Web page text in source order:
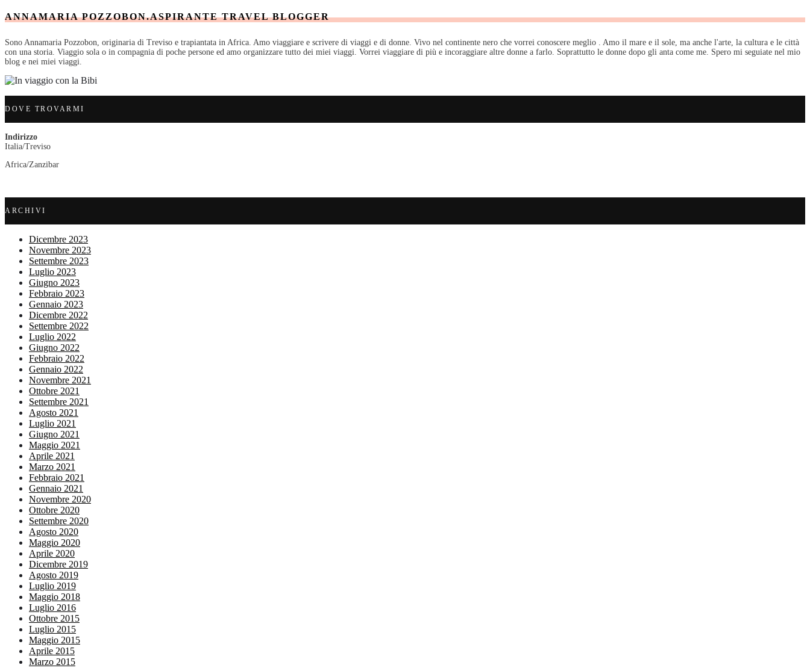
ANNAMARIA POZZOBON.ASPIRANTE TRAVEL BLOGGER
Sono Annamaria Pozzobon, originaria di Treviso e trapiantata in Africa. Amo viaggiare e scrivere di viaggi e di donne. Vivo nel continente nero che vorrei conoscere meglio . Amo il mare e il sole, ma anche l'arte, la cultura e le città
con una storia. Viaggio sola o in compagnia di poche persone ed amo organizzare tutto dei miei viaggi. Vorrei viaggiare di più e incoraggiare altre donne a farlo. Soprattutto le donne dopo gli anta come me. Spero mi seguiate nel mio
blog e nei miei viaggi.
DOVE TROVARMI
Indirizzo
Italia/Treviso
Africa/Zanzibar
ARCHIVI
Dicembre 2023
Novembre 2023
Settembre 2023
Luglio 2023
Giugno 2023
Febbraio 2023
Gennaio 2023
Dicembre 2022
Settembre 2022
Luglio 2022
Giugno 2022
Febbraio 2022
Gennaio 2022
Novembre 2021
Ottobre 2021
Settembre 2021
Agosto 2021
Luglio 2021
Giugno 2021
Maggio 2021
Aprile 2021
Marzo 2021
Febbraio 2021
Gennaio 2021
Novembre 2020
Ottobre 2020
Settembre 2020
Agosto 2020
Maggio 2020
Aprile 2020
Dicembre 2019
Agosto 2019
Luglio 2019
Maggio 2018
Luglio 2016
Ottobre 2015
Luglio 2015
Maggio 2015
Aprile 2015
Marzo 2015